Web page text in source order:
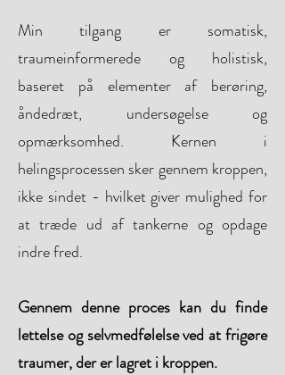
Min tilgang er somatisk,
traumeinformerede og holistisk,
baseret på elementer af berøring,
åndedræt, undersøgelse og
opmærksomhed. Kernen i
helingsprocessen sker gennem kroppen,
ikke sindet - hvilket giver mulighed for
at træde ud af tankerne og opdage
indre fred.
Gennem denne proces kan du finde
lettelse og selvmedfølelse ved at frigøre
traumer, der er lagret i kroppen.